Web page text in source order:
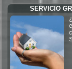
SERVICIO